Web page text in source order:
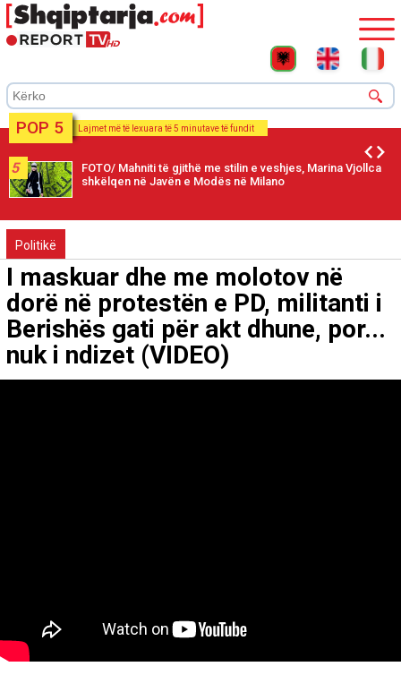
POP 5 Lajmet më të lexuara të 5 minutave të fundit
5
FOTO/ Mahniti të gjithë me stilin e veshjes, Marina Vjollca
shkëlqen në Javën e Modës në Milano
Politikë
I maskuar dhe me molotov në
dorë në protestën e PD, militanti i
Berishës gati për akt dhune, por...
nuk i ndizet (VIDEO)